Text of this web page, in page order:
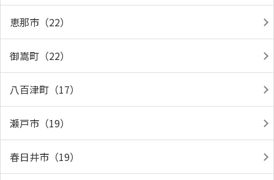
恵那市（22）
御嵩町（22）
八百津町（17）
瀬戸市（19）
春日井市（19）